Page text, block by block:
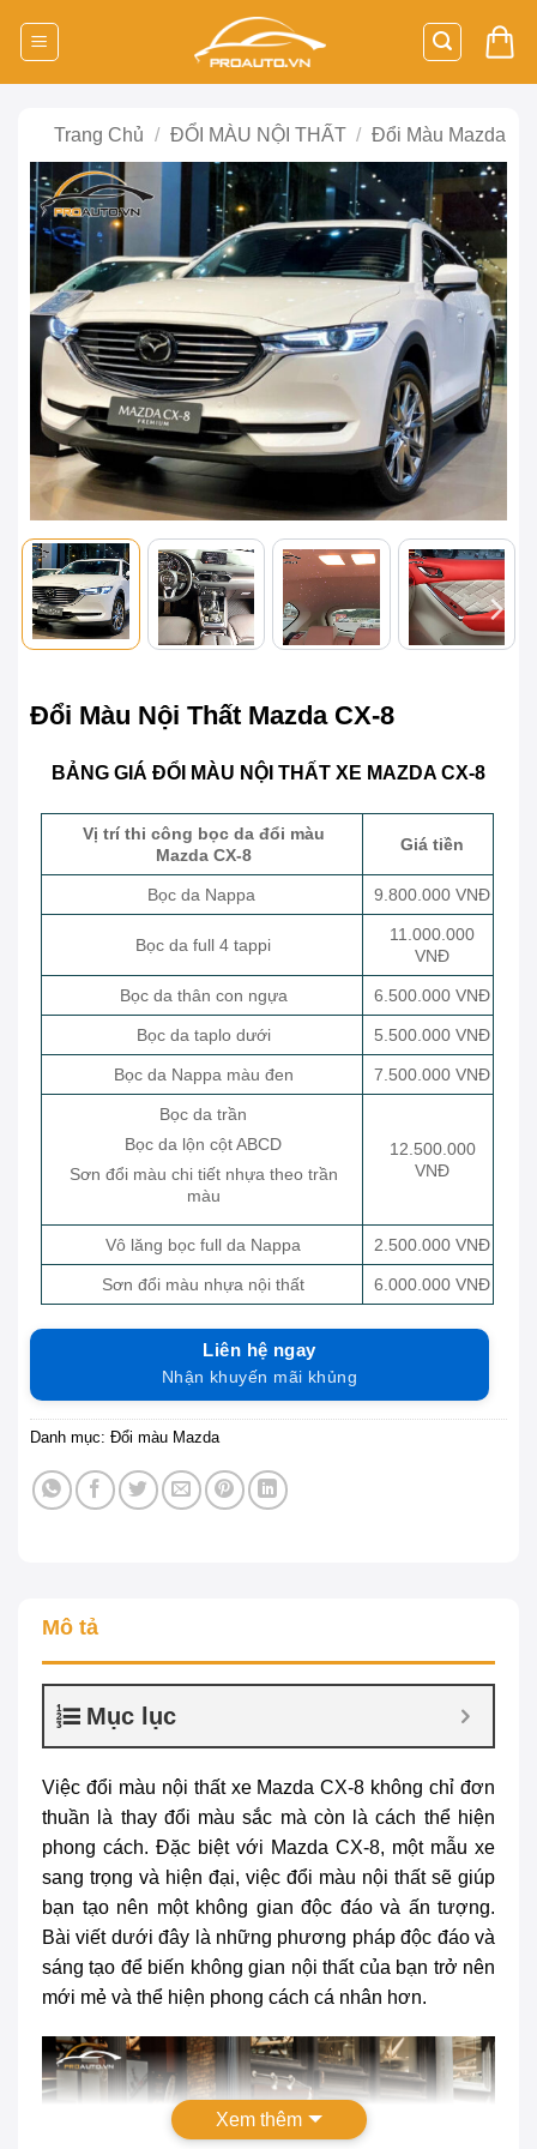
Trang Chủ / ĐỔI MÀU NỘI THẤT / Đổi Màu Mazda
Đổi Màu Nội Thất Mazda CX-8
BẢNG GIÁ ĐỔI MÀU NỘI THẤT XE MAZDA CX-8
Vị trí thi công bọc da đổi màu
Mazda CX-8
Giá tiền
Bọc da Nappa 9.800.000 VNĐ
Bọc da full 4 tappi
11.000.000
VNĐ
Bọc da thân con ngựa 6.500.000 VNĐ
Bọc da taplo dưới 5.500.000 VNĐ
Bọc da Nappa màu đen 7.500.000 VNĐ
Bọc da trần
Bọc da lộn cột ABCD
Sơn đổi màu chi tiết nhựa theo trần
màu
12.500.000
VNĐ
Vô lăng bọc full da Nappa 2.500.000 VNĐ
Sơn đổi màu nhựa nội thất 6.000.000 VNĐ
Liên hệ ngay
Nhận khuyến mãi khủng
Danh mục: Đổi màu Mazda
Mô tả
Mục lục
Việc đổi màu nội thất xe Mazda CX-8 không chỉ đơn
thuần là thay đổi màu sắc mà còn là cách thể hiện
phong cách. Đặc biệt với Mazda CX-8, một mẫu xe
sang trọng và hiện đại, việc đổi màu nội thất sẽ giúp
bạn tạo nên một không gian độc đáo và ấn tượng.
Bài viết dưới đây là những phương pháp độc đáo và
sáng tạo để biến không gian nội thất của bạn trở nên
mới mẻ và thể hiện phong cách cá nhân hơn.
Xem thêm